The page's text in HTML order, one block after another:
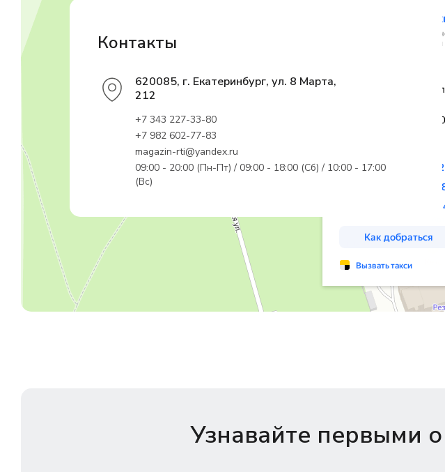
Контакты
620085, г. Екатеринбург, ул. 8 Марта,
212
+7 343 227-33-80
+7 982 602-77-83
magazin-rti@yandex.ru
09:00 - 20:00 (Пн-Пт) / 09:00 - 18:00 (Сб) / 10:00 - 17:00
(Вс)
Узнавайте первыми